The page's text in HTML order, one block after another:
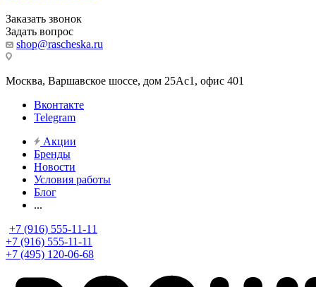
Заказать звонок
Задать вопрос
shop@rascheska.ru
Москва, Варшавское шоссе, дом 25Аc1, офис 401
Вконтакте
Telegram
Акции
Бренды
Новости
Условия работы
Блог
...
+7 (916) 555-11-11
+7 (916) 555-11-11
+7 (495) 120-06-68